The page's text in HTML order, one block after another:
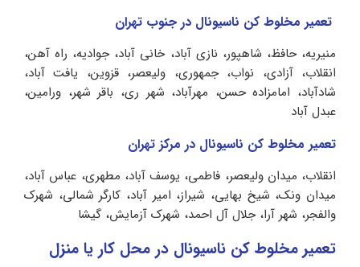
تعمیر مخلوط کن ناسیونال در جنوب تهران
منیریه، حافظ، شاهپور، نازی آباد، خانی آباد، جوادیه، راه آهن،
انقلاب، آزادی، نواب، جمهوری، ولیعصر، قزوین، یافت آباد،
شادآباد، امامزاده حسن، مهرآباد، شهر ری، باقر شهر، ورامین،
عبدل آباد
تعمیر مخلوط کن ناسیونال در مرکز تهران
انقلاب، میدان ولیعصر، فاطمی، یوسف آباد، مطهری، عباس آباد،
میدان ونک، شیخ بهایی، شیراز، امیر آباد، کارگر شمالی، شهرک
والفجر، شهر آرا، جلال آل احمد، شهرک آزمایش، گیشا
تعمیر مخلوط کن ناسیونال در محل کار یا منزل